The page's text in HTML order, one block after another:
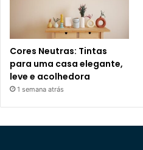
Cores Neutras: Tintas
para uma casa elegante,
leve e acolhedora
1 semana atrás